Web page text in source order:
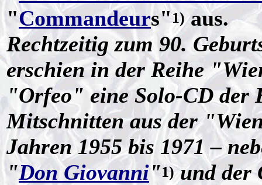
"Commandeurs"1)aus.
Rechtzeitig zum 90.
erschien in der Reihe
"Orfeo" eine Solo-CD der
Mitschnitten aus der
Jahren 1955 bis 1971 –
"Don Giovanni"1) und